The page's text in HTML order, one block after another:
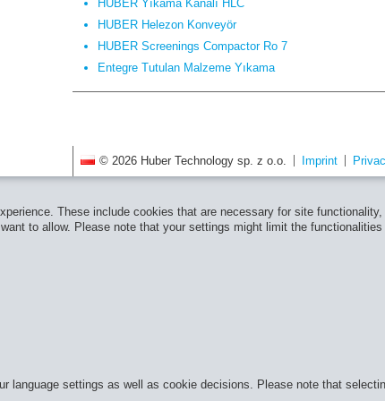
HUBER Yıkama Kanalı HLC
HUBER Helezon Konveyör
HUBER Screenings Compactor Ro 7
Entegre Tutulan Malzeme Yıkama
© 2026 Huber Technology sp. z o.o. Imprint
These include cookies that are necessary for site
to allow. Please note that your settings might limit the
language settings as well as cookie decisions. Please note that